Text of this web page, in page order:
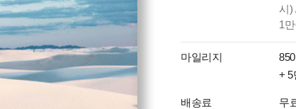
시)
1
마일리지
+ 5
배송료 무